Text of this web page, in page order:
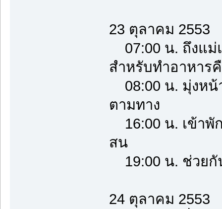
23 ตุลาคม 2553
07:00 น. ถึงแม่
สำหรับทำอาหาร
08:00 น. มุ่งหน้
ตามทาง
16:00 น. เข้าพั
สน
19:00 น. ช่วยกั
24 ตุลาคม 2553